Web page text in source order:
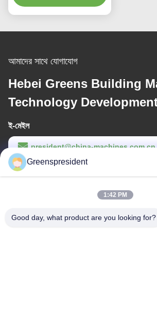
আমাদের সাথে যোগাযোগ
Hebei Greens Building
Technology
ই-মেইল
president@china-machines.com.cn
কাজের সময়
Greenspresident
1:42 PM
Good day, what product are you looking for?